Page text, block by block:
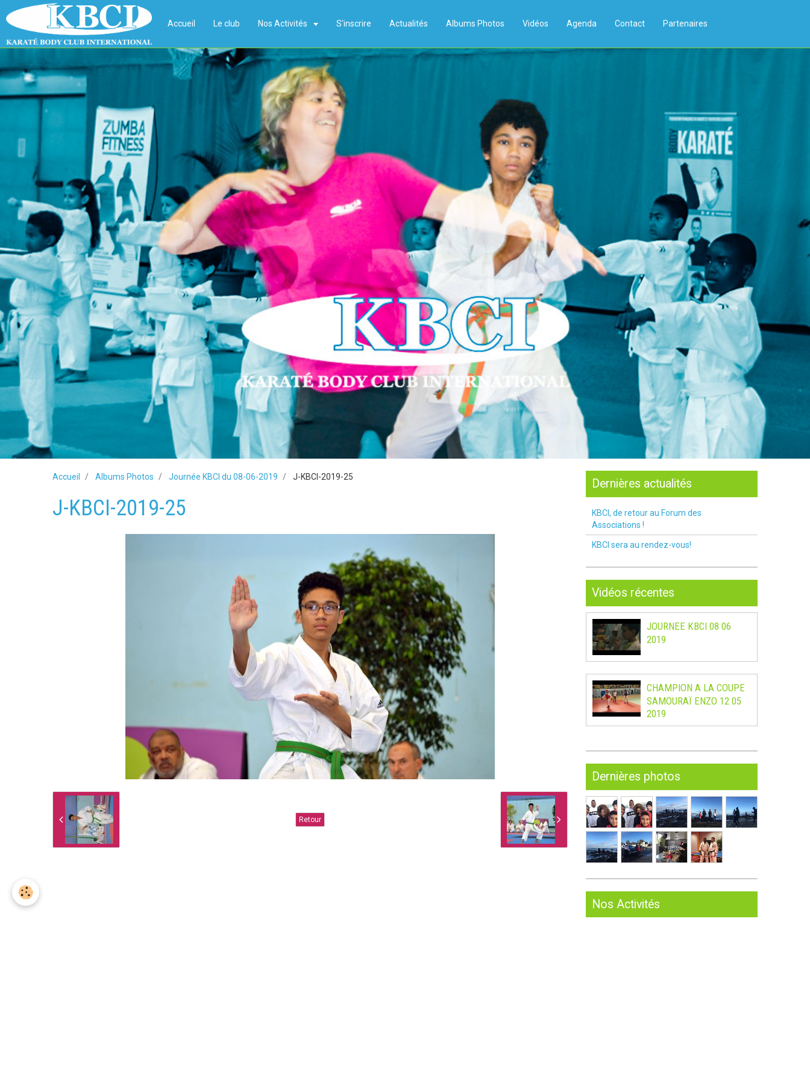
Accueil Le club Nos Activités S'inscrire Actualités Albums Photos Vidéos Agenda Contact Partenaires
Accueil Albums Photos Journée KBCI du 08-06-2019 J-KBCI-2019-25
J-KBCI-2019-25
Retour
Dernières actualités
KBCI, de retour au Forum des
Associations !
KBCI sera au rendez-vous!
Vidéos récentes
JOURNEE KBCI 08 06
2019
CHAMPION A LA COUPE
SAMOURAÏ ENZO 12 05
2019
Dernières photos
Nos Activités